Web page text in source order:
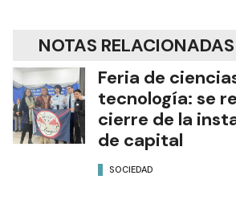
NOTAS RELACIONADAS
Feria de
tecnología: se
cierre de la
de capital
SOCIEDAD